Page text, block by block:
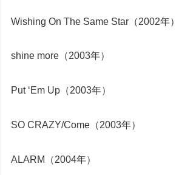
Wishing On The Same Star（2002年）
shine more（2003年）
Put ‘Em Up（2003年）
SO CRAZY/Come（2003年）
ALARM（2004年）